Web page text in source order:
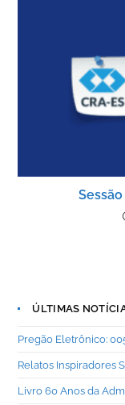
ÚLTIMAS
Pregão Eletrônico:
Relatos Inspiradores
Livro 60 Anos da